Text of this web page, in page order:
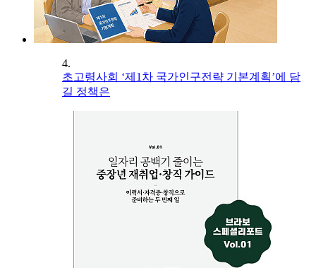
4.
초고령사회 ‘제1차 국가인구전략 기본계획’에 담
길 정책은